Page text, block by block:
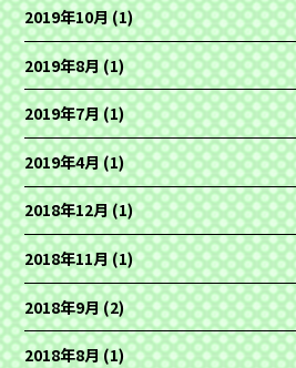
2019年10月(1)
2019年8月(1)
2019年7月(1)
2019年4月(1)
2018年12月(1)
2018年11月(1)
2018年9月(2)
2018年8月(1)